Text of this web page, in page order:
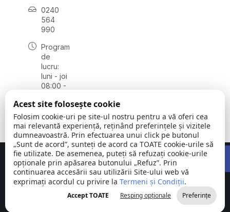
0240
564
990
Program
de
lucru:
luni - joi
08:00 -
vineri
08:00 -
14:00
Comuna
Stejaru |
județul Tulcea
©
2026
Toate
drepturile
rezervate
Concept realizat deBig Media Relații Publice SRL
Acest site folosește cookie
Folosim cookie-uri pe site-ul nostru pentru a vă oferi cea
mai relevantă experiență, reținând preferințele și vizitele
dumneavoastră. Prin efectuarea unui click pe butonul
„Sunt de acord”, sunteți de acord ca TOATE cookie-urile să
fie utilizate. De asemenea, puteți să refuzați cookie-urile
opționale prin apăsarea butonului „Refuz”. Prin
continuarea accesării sau utilizării Site-ului web vă
exprimați acordul cu privire la Termeni și Condiții.
Accept TOATE Resping opționale Preferințe